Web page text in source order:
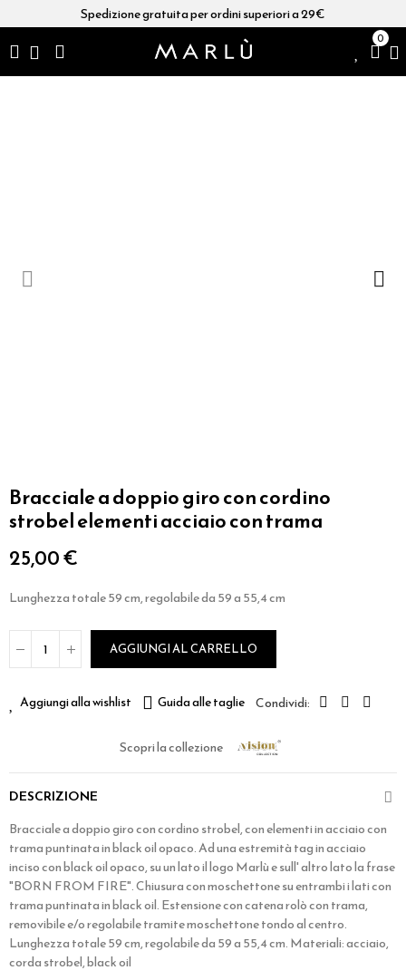
Spedizione gratuita per ordini superiori a 29€
0
Bracciale a doppio giro con cordino
strobel elementi acciaio con trama
25,00 €
Lunghezza totale 59 cm, regolabile da 59 a 55,4 cm
AGGIUNGI AL CARRELLO
Aggiungi alla wishlist Guida alle taglie
Scopri la collezione
DESCRIZIONE
Bracciale a doppio giro con cordino strobel, con elementi in acciaio con
trama puntinata in black oil opaco. Ad una estremità tag in acciaio
inciso con black oil opaco, su un lato il logo Marlù e sull' altro lato la frase
"BORN FROM FIRE". Chiusura con moschettone su entrambi i lati con
trama puntinata in black oil. Estensione con catena rolò con trama,
removibile e/o regolabile tramite moschettone tondo al centro.
Lunghezza totale 59 cm, regolabile da 59 a 55,4 cm. Materiali: acciaio,
corda strobel, black oil